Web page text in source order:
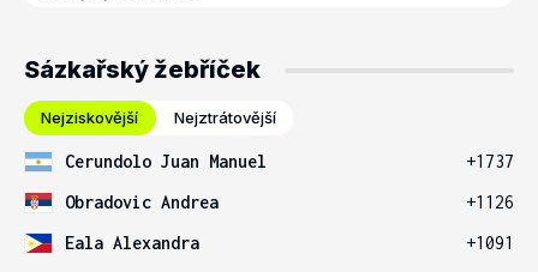
Sázkařský žebříček
Nejziskovější Nejztrátovější
Cerundolo Juan Manuel
+1737
Obradovic Andrea
+1126
Eala Alexandra
+1091